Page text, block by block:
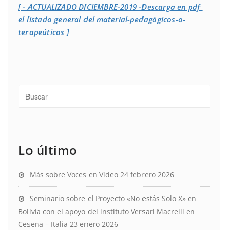
[ - ACTUALIZADO DICIEMBRE-2019 -Descarga en pdf
el listado general del material-pedagógicos-o-
terapeúticos ]
Lo último
Más sobre Voces en Video 24 febrero 2026
Seminario sobre el Proyecto «No estás Solo X» en
Bolivia con el apoyo del instituto Versari Macrelli en
Cesena – Italia 23 enero 2026